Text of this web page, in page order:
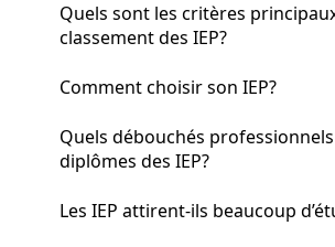
Quels sont les critères
classement des IEP?
Comment choisir son IEP?
Quels débouchés
diplômes des IEP?
Les IEP attirent-ils beaucoup